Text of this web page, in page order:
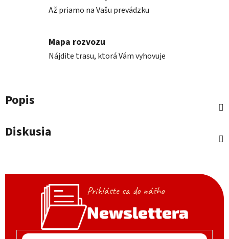
Až priamo na Vašu prevádzku
Mapa rozvozu
Nájdite trasu, ktorá Vám vyhovuje
Popis
Diskusia
Prihláste sa do nášho
Newslettera